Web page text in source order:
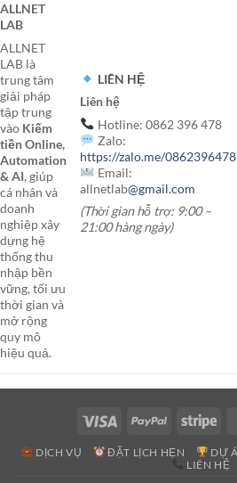
ALLNET
LAB
ALLNET
LAB là
trung tâm
giải pháp
tập trung
vào Kiếm
tiền Online,
Automation
& AI, giúp
cá nhân và
doanh
nghiệp xây
dựng hệ
thống thu
nhập bền
vững, tối ưu
thời gian và
mở rộng
quy mô
hiệu quả.
LIÊN HỆ
Liên hệ
Hotline: 0862 396 478
Zalo:
https://zalo.me/0862396478
Email:
allnetlab@gmail.com
(Thời gian hỗ trợ: 9:00 –
21:00 hàng ngày)
Visa PayPal
DỊCH VỤ ĐẶT LỊCH HẸN DỰ
LIÊN HỆ